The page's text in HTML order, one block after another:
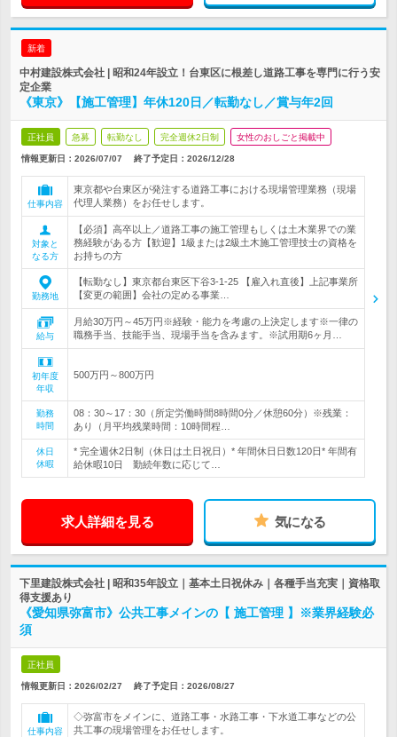
新着
中村建設株式会社 | 昭和24年設立！台東区に根差し道路工事を専門に行う安
定企業
《東京》【施工管理】年休120日／転勤なし／賞与年2回
正社員 急募 転勤なし 完全週休2日制 女性のおしごと掲載中
情報更新日：2026/07/07 終了予定日： 2026/12/28
仕事内容
東京都や台東区が発注する道路工事における現場管理業務（現場
代理人業務）をお任せします。
対象と
なる方
【必須】高卒以上／道路工事の施工管理もしくは土木業界での業
務経験がある方【歓迎】1級または2級土木施工管理技士の資格を
お持ちの方
勤務地
【転勤なし】東京都台東区下谷3-1-25 【雇入れ直後】上記事業所
【変更の範囲】会社の定める事業…
給与
月給30万円～45万円※経験・能力を考慮の上決定します※一律の
職務手当、技能手当、現場手当を含みます。※試用期6ヶ月…
初年度
年収
500万円～800万円
勤務
時間
08：30～17：30（所定労働時間8時間0分／休憩60分）※残業：
あり（月平均残業時間：10時間程…
休日
休暇
* 完全週休2日制（休日は土日祝日）* 年間休日日数120日* 年間有
給休暇10日 勤続年数に応じて…
求人詳細を見る 気になる
下里建設株式会社 | 昭和35年設立｜基本土日祝休み｜各種手当充実｜資格取
得支援あり
《愛知県弥富市》公共工事メインの【 施工管理 】※業界経験必
須
正社員
情報更新日：2026/02/27 終了予定日： 2026/08/27
仕事内容
◇弥富市をメインに、道路工事・水路工事・下水道工事などの公
共工事の現場管理をお任せします。